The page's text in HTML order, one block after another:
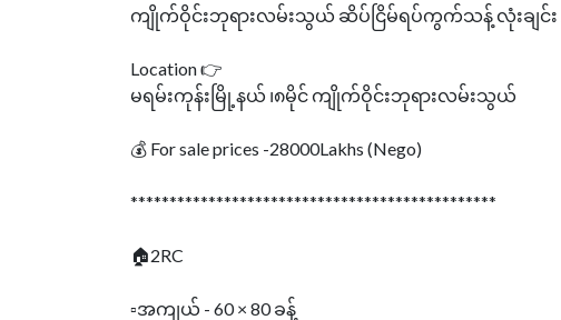
ကျိုက်ဝိုင်းဘုရားလမ်းသွယ် ဆိပ်ငြိမ်ရပ်ကွက်သန့် လုံးချင်း
Location 👉
မရမ်းကုန်းမြို့နယ် ၊၈မိုင် ကျိုက်ဝိုင်းဘုရားလမ်းသွယ်
💰 For sale prices -28000Lakhs (Nego)
***********************************************
🏠2RC
▫️အကျယ် - 60 × 80 ခန့်